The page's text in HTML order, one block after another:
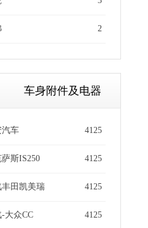
2
车身附件及电器
4125
汽车
4125
斯IS250
4125
丰田凯美瑞
4125
大众CC